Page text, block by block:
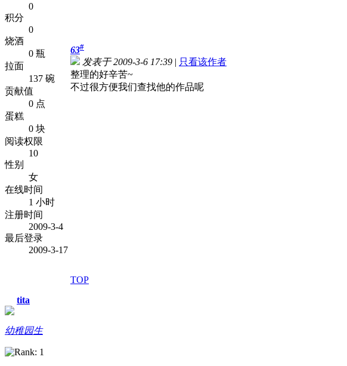
0
积分
0
烧酒
0 瓶
拉面
137 碗
贡献值
0 点
蛋糕
0 块
阅读权限
10
性别
女
在线时间
1 小时
注册时间
2009-3-4
最后登录
2009-3-17
63#
发表于 2009-3-6 17:39 | 只看该作者
整理的好辛苦~
不过很方便我们查找他的作品呢
TOP
tita
幼稚园生